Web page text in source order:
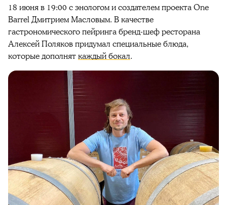
18 июня в 19:00 с энологом и создателем проекта One
Barrel Дмитрием Масловым. В качестве
гастрономического пейринга бренд-шеф ресторана
Алексей Поляков придумал специальные блюда,
которые дополняткаждый бокал.